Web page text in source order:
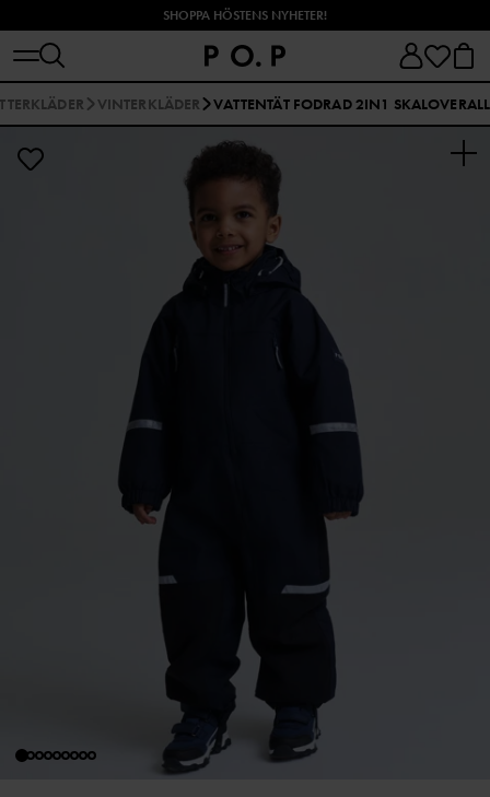
SHOPPA HÖSTENS NYHETER!
VINTERKLÄDER VATTENTÄT FODRAD 2IN1 SKALOVERALL